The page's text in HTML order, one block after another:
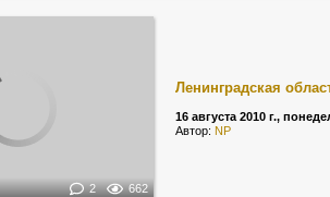
2 662
Ленинградская
16 августа 2010 г.,
Автор: NP